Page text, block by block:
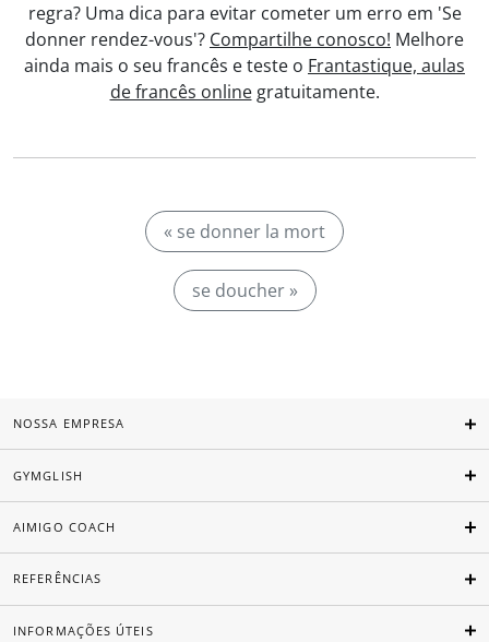
regra? Uma dica para evitar cometer um erro em 'Se
donner rendez-vous'? Compartilhe conosco! Melhore
ainda mais o seu francês e teste o Frantastique, aulas
de francês onlinegratuitamente.
« se donner la mort
se doucher »
NOSSA EMPRESA
GYMGLISH
AIMIGO COACH
REFERÊNCIAS
INFORMAÇÕES ÚTEIS